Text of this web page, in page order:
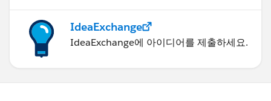
IdeaExchange
IdeaExchange에 아이디어를 제출하세요.